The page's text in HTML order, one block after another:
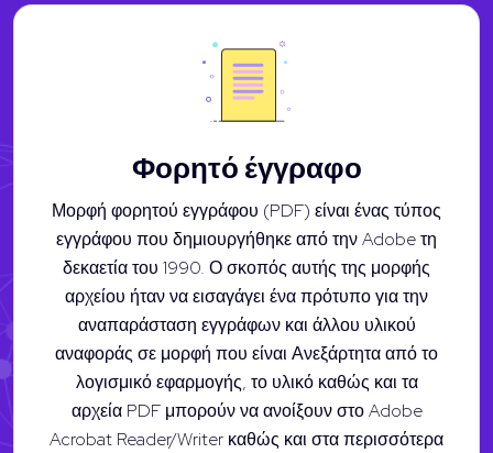
Φορητό έγγραφο
Μορφή φορητού εγγράφου (PDF) είναι ένας τύπος
εγγράφου που δημιουργήθηκε από την Adobe τη
δεκαετία του 1990. Ο σκοπός αυτής της μορφής
αρχείου ήταν να εισαγάγει ένα πρότυπο για την
αναπαράσταση εγγράφων και άλλου υλικού
αναφοράς σε μορφή που είναι Ανεξάρτητα από το
λογισμικό εφαρμογής, το υλικό καθώς και τα
αρχεία PDF μπορούν να ανοίξουν στο Adobe
Acrobat Reader/Writer καθώς και στα περισσότερα